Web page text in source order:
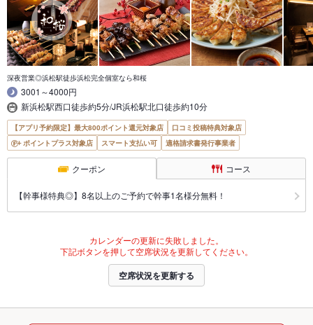
深夜営業◎浜松駅徒歩浜松完全個室なら和桜
3001～4000円
新浜松駅西口徒歩約5分/JR浜松駅北口徒歩約10分
【アプリ予約限定】最大800ポイント還元対象店
口コミ投稿特典対象店
ポイントプラス対象店
スマート支払い可 適格請求書発行事業者
クーポン コース
【幹事様特典◎】8名以上のご予約で幹事1名様分無料！
カレンダーの更新に失敗しました。
下記ボタンを押して空席状況を更新してください。
空席状況を更新する